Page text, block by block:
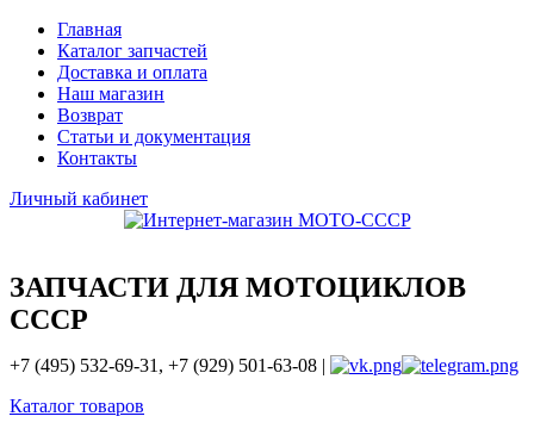
Главная
Каталог запчастей
Доставка и оплата
Наш магазин
Возврат
Статьи и документация
Контакты
Личный кабинет
ЗАПЧАСТИ ДЛЯ МОТОЦИКЛОВ
СССР
+7 (495) 532-69-31, +7 (929) 501-63-08 |
Каталог товаров